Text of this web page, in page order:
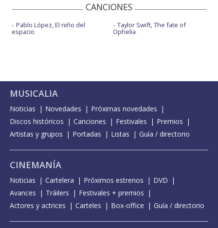
CANCIONES
Pablo López, El niño del
espacio
Taylor Swift, The fate of
Ophelia
MUSICALIA
Noticias Novedades
Próximas novedades
Discos históricos
Canciones Festivales
Premios
Artistas y grupos
Portadas Listas Guía / directorio
CINEMANÍA
Noticias Cartelera Próximos estrenos
DVD
Avances
Tráilers
Festivales + premios
Actores y actrices
Carteles Box-office Guía / directorio